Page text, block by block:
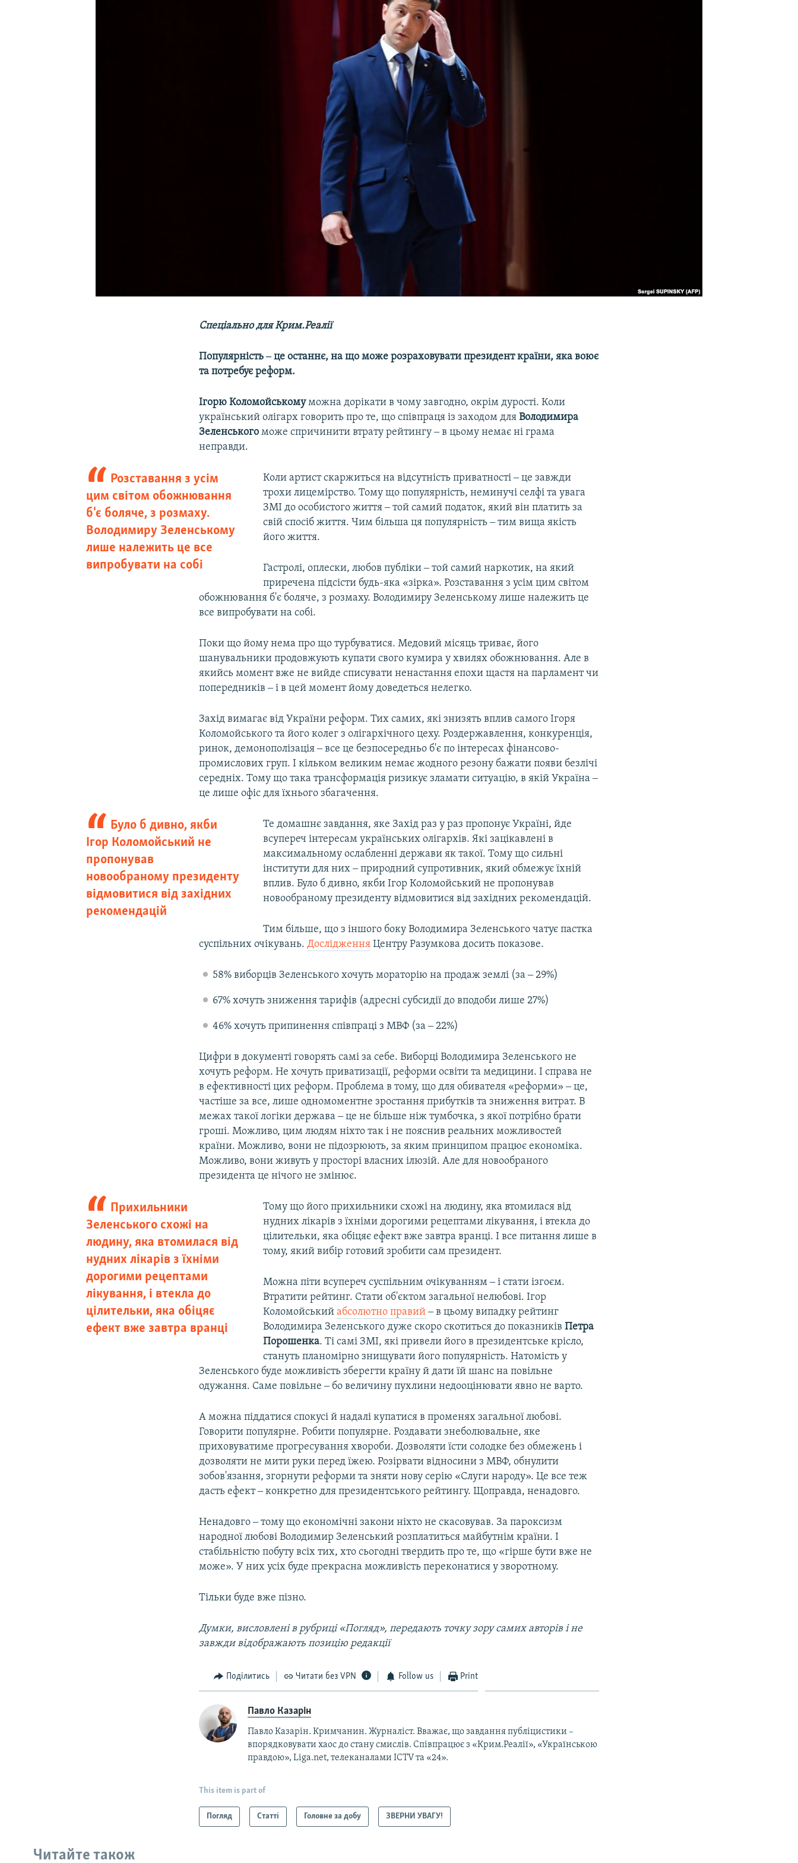
Спеціально для Крим.Реалії
Популярність ‒ це останнє, на що може розраховувати президент країни, яка воює
та потребує реформ.
Ігорю Коломойськомуможна дорікати в чому завгодно, окрім дурості. Коли
український олігарх говорить про те, що співпраця із заходом дляВолодимира
Зеленського може спричинити втрату рейтингу ‒ в цьому немає ні грама
неправди.
Розставання з усім
цим світом обожнювання
б'є боляче, з розмаху.
Володимиру Зеленському
лише належить це все
випробувати на собі
Коли артист скаржиться на відсутність приватності ‒ це завжди
трохи лицемірство. Тому що популярність, неминучі селфі та увага
ЗМІ до особистого життя ‒ той самий податок, який він платить за
свій спосіб життя. Чим більша ця популярність ‒ тим вища якість
його життя.
Гастролі, оплески, любов публіки ‒ той самий наркотик, на який
приречена підсісти будь-яка «зірка». Розставання з усім цим світом
обожнювання б'є боляче, з розмаху. Володимиру Зеленському лише належить це
все випробувати на собі.
Поки що йому нема про що турбуватися. Медовий місяць триває, його
шанувальники продовжують купати свого кумира у хвилях обожнювання. Але в
якийсь момент вже не вийде списувати ненастання епохи щастя на парламент чи
попередників ‒ і в цей момент йому доведеться нелегко.
Захід вимагає від України реформ. Тих самих, які знизять вплив самого Ігоря
Коломойського та його колег з олігархічного цеху. Роздержавлення, конкуренція,
ринок, демонополізація ‒ все це безпосередньо б'є по інтересах фінансово-
промислових груп. І кільком великим немає жодного резону бажати появи безлічі
середніх. Тому що така трансформація ризикує зламати ситуацію, в якій Україна ‒
це лише офіс для їхнього збагачення.
Було б дивно, якби
Ігор Коломойський не
пропонував
новообраному президенту
відмовитися від західних
рекомендацій
Те домашнє завдання, яке Захід раз у раз пропонує Україні, йде
всупереч інтересам українських олігархів. Які зацікавлені в
максимальному ослабленні держави як такої. Тому що сильні
інститути для них ‒ природний супротивник, який обмежує їхній
вплив. Було б дивно, якби Ігор Коломойський не пропонував
новообраному президенту відмовитися від західних рекомендацій.
Тим більше, що з іншого боку Володимира Зеленського чатує пастка
суспільних очікувань.Дослідження Центру Разумкова досить показове.
58% виборців Зеленського хочуть мораторію на продаж землі (за ‒ 29%)
67% хочуть зниження тарифів (адресні субсидії до вподоби лише 27%)
46% хочуть припинення співпраці з МВФ (за ‒ 22%)
Цифри в документі говорять самі за себе. Виборці Володимира Зеленського не
хочуть реформ. Не хочуть приватизації, реформи освіти та медицини. І справа не
в ефективності цих реформ. Проблема в тому, що для обивателя «реформи» ‒ це,
частіше за все, лише одномоментне зростання прибутків та зниження витрат. В
межах такої логіки держава ‒ це не більше ніж тумбочка, з якої потрібно брати
гроші. Можливо, цим людям ніхто так і не пояснив реальних можливостей
країни. Можливо, вони не підозрюють, за яким принципом працює економіка.
Можливо, вони живуть у просторі власних ілюзій. Але для новообраного
президента це нічого не змінює.
Прихильники
Зеленського схожі на
людину, яка втомилася від
нудних лікарів з їхніми
дорогими рецептами
лікування, і втекла до
цілительки, яка обіцяє
ефект вже завтра вранці
Тому що його прихильники схожі на людину, яка втомилася від
нудних лікарів з їхніми дорогими рецептами лікування, і втекла до
цілительки, яка обіцяє ефект вже завтра вранці. І все питання лише в
тому, який вибір готовий зробити сам президент.
Можна піти всупереч суспільним очікуванням ‒ і стати ізгоєм.
Втратити рейтинг. Стати об'єктом загальної нелюбові. Ігор
Коломойський абсолютно правий‒ в цьому випадку рейтинг
Володимира Зеленського дуже скоро скотиться до показників Петра
Порошенка. Ті самі ЗМІ, які привели його в президентське крісло,
стануть планомірно знищувати його популярність. Натомість у
Зеленського буде можливість зберегти країну й дати їй шанс на повільне
одужання. Саме повільне ‒ бо величину пухлини недооцінювати явно не варто.
А можна піддатися спокусі й надалі купатися в променях загальної любові.
Говорити популярне. Робити популярне. Роздавати знеболювальне, яке
приховуватиме прогресування хвороби. Дозволяти їсти солодке без обмежень і
дозволяти не мити руки перед їжею. Розірвати відносини з МВФ, обнулити
зобов'язання, згорнути реформи та зняти нову серію «Слуги народу». Це все теж
дасть ефект ‒ конкретно для президентського рейтингу. Щоправда, ненадовго.
Ненадовго ‒ тому що економічні закони ніхто не скасовував. За пароксизм
народної любові Володимир Зеленський розплатиться майбутнім країни. І
стабільністю побуту всіх тих, хто сьогодні твердить про те, що «гірше бути вже не
може». У них усіх буде прекрасна можливість переконатися у зворотному.
Тільки буде вже пізно.
Думки, висловлені в рубриці «Погляд», передають точку зору самих авторів і не
завжди відображають позицію редакції
Поділитись Читати без VPN Follow us Print
Павло Казарін
Павло Казарін. Кримчанин. Журналіст. Вважає, що завдання публіцистики –
впорядковувати хаос до стану смислів. Співпрацює з «Крим.Реалії», «Українською
правдою», Liga.net, телеканалами ICTV та «24».
This item is part of
Погляд Статті Головне за добу ЗВЕРНИ УВАГУ!
Читайте також